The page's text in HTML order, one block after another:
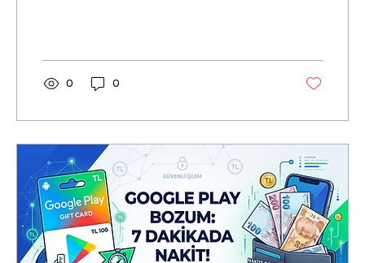
0 0